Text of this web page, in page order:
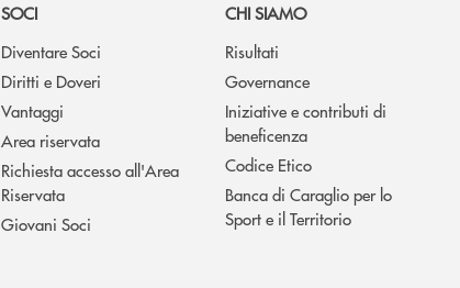
SOCI
Diventare Soci
Diritti e Doveri
Vantaggi
Area riservata
Richiesta accesso all'Area
Riservata
Giovani Soci
CHI SIAMO
Risultati
Governance
Iniziative e contributi di
beneficenza
Codice Etico
Banca di Caraglio per lo
Sport e il Territorio